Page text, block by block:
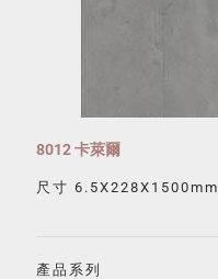
8012 卡萊爾
尺寸 6.5X228X1500mm
產品系列